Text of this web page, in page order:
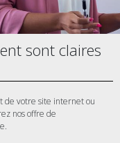
sont claires
de votre site internet ou
nos offre de